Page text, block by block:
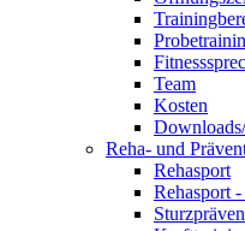
Team
Kosten
Reha- und
Rehasport
Rehasport